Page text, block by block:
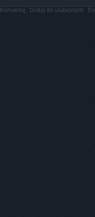
Komentuj Dodaj do ulubionych